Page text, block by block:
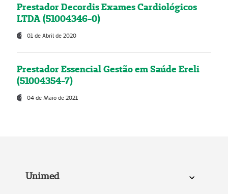
Prestador Decordis Exames Cardiológicos
LTDA (51004346-0)
01 de Abril de 2020
Prestador Essencial Gestão em Saúde Ereli
(51004354-7)
04 de Maio de 2021
Unimed